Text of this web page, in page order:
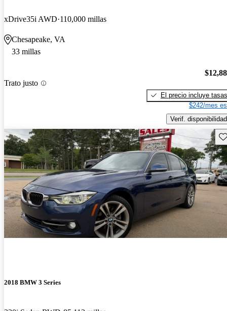
xDrive35i AWD 110,000 millas
Chesapeake, VA
33 millas
Trato justo
El precio incluye tasas
$242/mes
Verif. disponibilidad
2018 BMW 3 Series